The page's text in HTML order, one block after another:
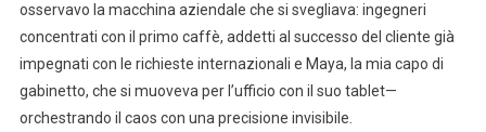
osservavo la macchina aziendale che si svegliava: ingegneri
concentrati con il primo caffè, addetti al successo del cliente già
impegnati con le richieste internazionali e Maya, la mia capo di
gabinetto, che si muoveva per l’ufficio con il suo tablet—
orchestrando il caos con una precisione invisibile.